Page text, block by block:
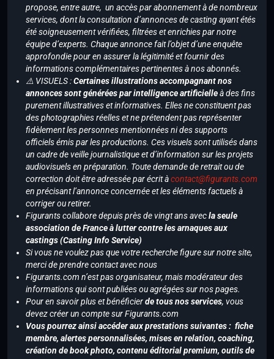
propose, entre autre, un accès par abonnement à de nombreux
services, dont la consultation d’annonces de casting ayant étés
été soigneusement vérifiées, filtrées et enrichies par notre
équipe d’experts. Chaque annonce fait l’objet d’une enquête
approfondie pour en assurer la légitimité et fournir des
informations complémentaires pertinentes à nos abonnés.
⚠️ VISUELS :Certaines illustrations accompagnant nos
annonces sont générées par intelligence artificielleà des fins
purement illustratives et informatives. Elles ne constituent pas
des photographies réelles et ne prétendent pas représenter
fidèlement les personnes mentionnées ni des supports
officiels émis par les productions. Ces visuels sont utilisés dans
un cadre de veille journalistique et d’information sur les projets
audiovisuels en préparation. Toute demande de retrait ou de
correction doit être adressée par écrit àcontact@figurants.com
en précisant l’annonce concernée et les éléments factuels à
corriger ou retirer.
Figurants collabore depuis près de vingt ans avecla seule
association de France à lutter contre les arnaques aux
castings (Casting Info Service)
Si vous ne voulez pas que votre recherche figure sur notre site,
merci de prendre contact avec nous
Figurants.com n’est pas organisateur, mais modérateur des
informations qui sont publiées ou agrégées sur nos pages.
Pour en savoir plus et bénéficierde tous nos services, vous
devez créer un compte sur Figurants.com
Vous pourrez ainsi accéder aux prestations suivantes : fiche
membre, alertes personnalisées, mises en relation, coaching,
création de book photo, contenu éditorial premium, outils de